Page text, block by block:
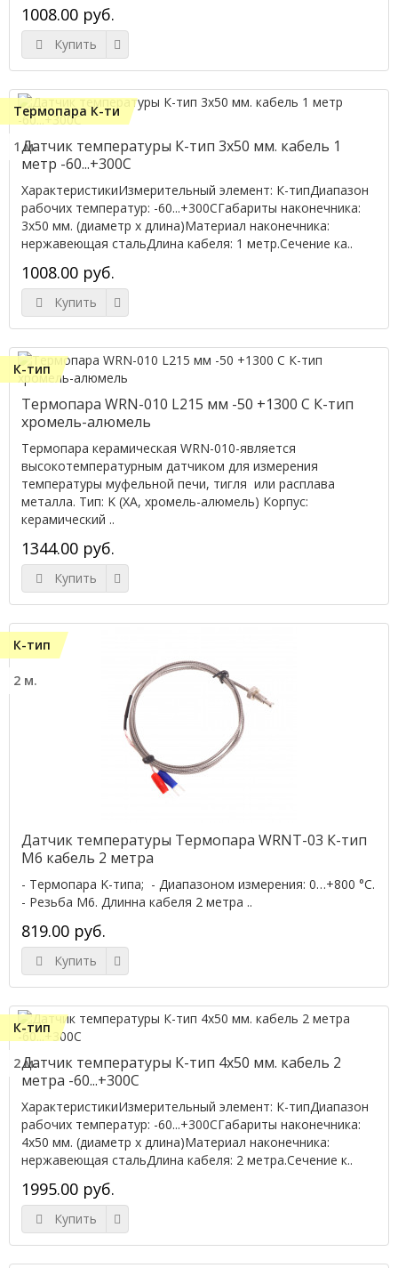
1008.00 руб.
Купить
Термопара К-ти
1 м.
Датчик температуры К-тип 3x50 мм. кабель 1
метр -60...+300C
ХарактеристикиИзмерительный элемент: К-типДиапазон
рабочих температур: -60...+300CГабариты наконечника:
3x50 мм. (диаметр х длина)Материал наконечника:
нержавеющая стальДлина кабеля: 1 метр.Сечение ка..
1008.00 руб.
Купить
К-тип
Термопара WRN-010 L215 мм -50 +1300 С К-тип
хромель-алюмель
Термопара керамическая WRN-010-является
высокотемпературным датчиком для измерения
температуры муфельной печи, тигля или расплава
металла. Тип: K (XA, хромель-алюмель) Корпус:
керамический ..
1344.00 руб.
Купить
К-тип
2 м.
Датчик температуры Термопара WRNT-03 К-тип
M6 кабель 2 метра
- Термопара K-типа; - Диапазоном измерения: 0…+800 °C.
- Резьба М6. Длинна кабеля 2 метра ..
819.00 руб.
Купить
К-тип
2 м.
Датчик температуры К-тип 4x50 мм. кабель 2
метра -60...+300C
ХарактеристикиИзмерительный элемент: К-типДиапазон
рабочих температур: -60...+300CГабариты наконечника:
4x50 мм. (диаметр х длина)Материал наконечника:
нержавеющая стальДлина кабеля: 2 метра.Сечение к..
1995.00 руб.
Купить